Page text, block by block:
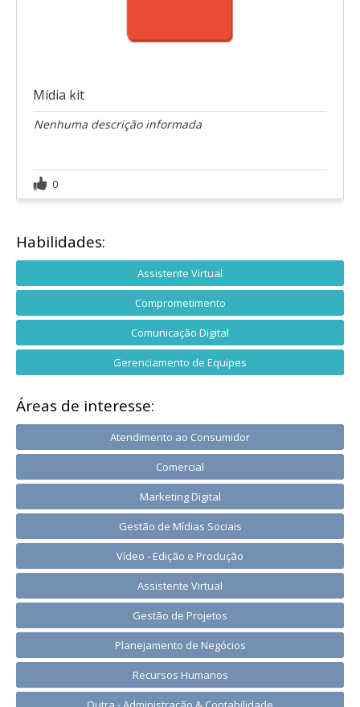
Mídia kit
Nenhuma descrição informada
0
Habilidades:
Assistente Virtual
Comprometimento
Comunicação Digital
Gerenciamento de Equipes
Áreas de interesse:
Atendimento ao Consumidor
Comercial
Marketing Digital
Gestão de Mídias Sociais
Vídeo - Edição e Produção
Assistente Virtual
Gestão de Projetos
Planejamento de Negócios
Recursos Humanos